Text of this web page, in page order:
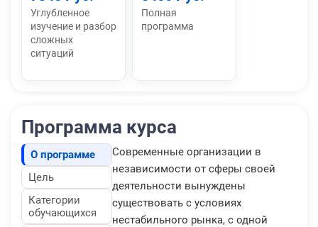
Углубленное
изучение и разбор
сложных
ситуаций
Полная
программа
Программа курса
О программе
Цель
Категории
обучающихся
Современные организации в
независимости от сферы своей
деятельности вынуждены
существовать с условиях
нестабильного рынка, с одной